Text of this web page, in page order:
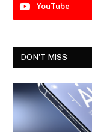
YouTube
DON'T MISS